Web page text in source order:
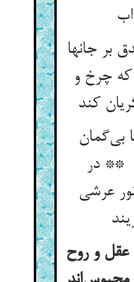
بر جانها
چرخ و
بی‌گمان
** در
عرشی
عقل و روح